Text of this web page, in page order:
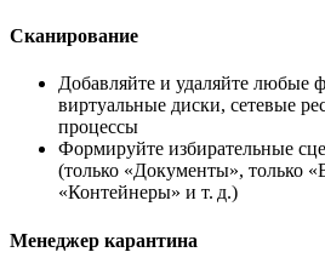
Сканирование
Добавляйте и удаляйте любые
виртуальные диски, сетевые
процессы
Формируйте избирательные
(только «Документы», только
«Контейнеры» и т. д.)
Менеджер карантина